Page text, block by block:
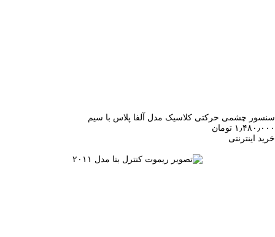
سنسور چشمی حرکتی کلاسیک مدل آلفا پلاس با سیم
۱٫۴۸۰٫۰۰۰ تومان
خرید اینترنتی